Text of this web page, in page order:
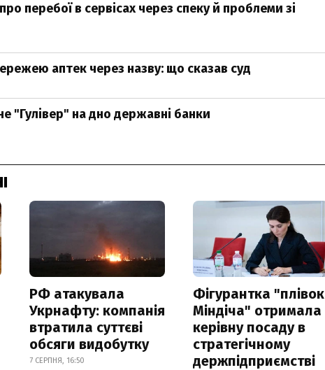
перебої в сервісах через спеку й проблеми зі
аптек через назву: що сказав суд
"Гулівер" на дно державні банки
РФ атакувала
Укрнафту: компанія
втратила суттєві
обсяги видобутку
7 СЕРПНЯ, 16:50
Фігурантка "плівок
Міндіча" отримала
керівну посаду в
стратегічному
держпідприємстві